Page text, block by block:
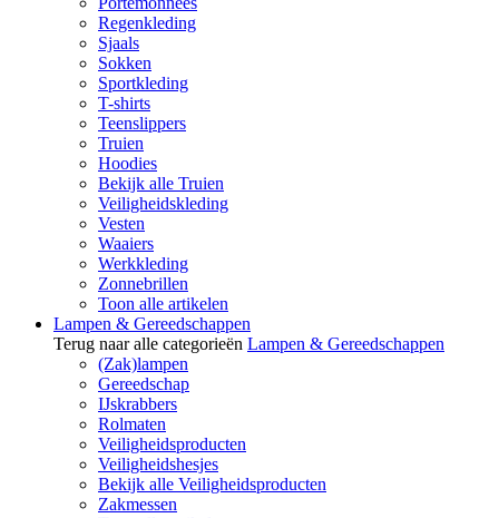
Regenkleding
Sjaals
Sokken
Sportkleding
T-shirts
Teenslippers
Truien
Hoodies
Bekijk alle Truien
Veiligheidskleding
Vesten
Waaiers
Werkkleding
Zonnebrillen
Toon alle artikelen
Lampen & Gereedschappen
Terug naar alle categorieën Lampen & Gereedschappen
(Zak)lampen
Gereedschap
IJskrabbers
Rolmaten
Veiligheidsproducten
Veiligheidshesjes
Bekijk alle Veiligheidsproducten
Zakmessen